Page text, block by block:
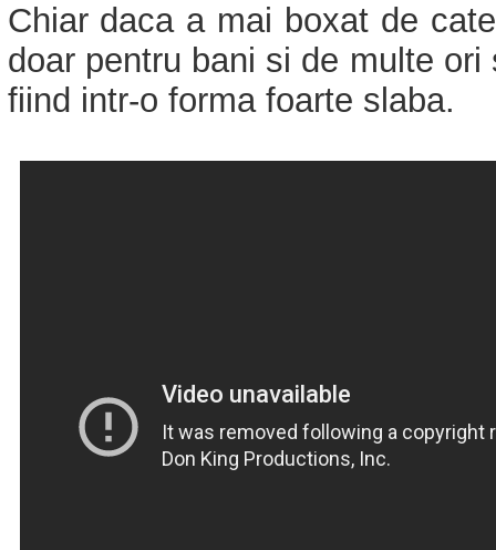
Chiar daca a mai boxat de
doar pentru bani si de multe
fiind intr-o forma foarte slaba.